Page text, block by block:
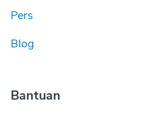
Pers
Blog
Bantuan